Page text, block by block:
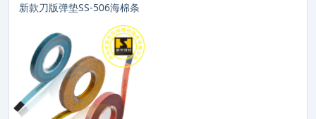
新款刀版弹垫SS-506海棉条